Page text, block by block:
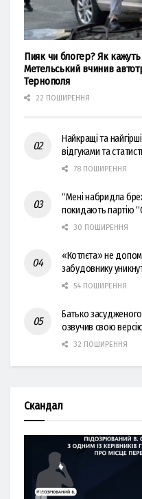
Пияк чи блогер? Як кажуть
Метельський вчинив
Тернополя
22 ПОШИРЕННЯ
Найкращі та
відгуками та
78 ПОШИРЕННЯ
“Мені набридла
покидають партію
30 ПОШИРЕННЯ
«Котлєта» не
забудовнику
54 ПОШИРЕННЯ
Батько
озвучив свою
32 ПОШИРЕННЯ
Скандал